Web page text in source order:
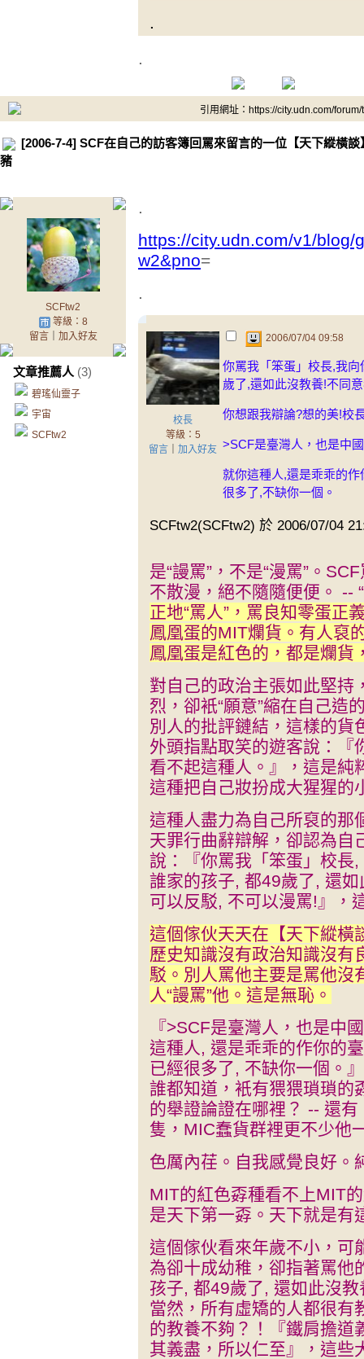
.
.
引用網址：https://city.udn.com/
[2006-7-4] SCF在自己的訪客簿回罵來留言的一位【天下縱橫
豬
SCFtw2
等級：8
留言｜ 加入好友
文章推薦人 (3)
碧瑤仙靈子
宇宙
SCFtw2
.
https://city.udn.com/v1/blog/
w2&pno=
.
校長
等級：5
留言
加入好友
2006/07/04 09:58
你罵我「笨蛋」校長,我
歲了,還如此沒教養!不同
你想跟我辯論?想的美!校
>SCF是臺灣人，也是中
就你這種人,還是乖乖的
很多了,不缺你一個。
SCFtw2(SCFtw2) 於 2006/07/04
是“謾罵”，不是“漫罵”。
不散漫，絕不隨隨便便。 --
正地“罵人”，罵良知零蛋正
鳳凰蛋的MIT爛貨。有人裒
鳳凰蛋是紅色的，都是爛貨
對自己的政治主張如此堅持
烈，卻衹“願意”縮在自己造
別人的批評鏈結，這樣的貨
外頭指點取笑的遊客說：『
看不起這種人。』，這是純
這種把自己妝扮成大猩猩的
這種人盡力為自己所裒的那
天罪行曲辭辯解，卻認為自
說：『你罵我「笨蛋」校長
誰家的孩子, 都49歲了, 還
可以反駁, 不可以漫罵!』，
這個傢伙天天在【天下縱橫
歷史知識沒有政治知識沒有
駁。別人罵他主要是罵他沒
人“謾罵”他。這是無恥。
『>SCF是臺灣人，也是中
這種人, 還是乖乖的作你的
已經很多了, 不缺你一個。
誰都知道，衹有猥猥瑣瑣的
的舉證論證在哪裡？ -- 還
隻，MIC蠢貨群裡更不少他
色厲內荏。自我感覺良好。
MIT的紅色孬種看不上MIT
是天下第一孬。天下就是有
這個傢伙看來年歲不小，可
為卻十成幼稚，卻指著罵他
孩子, 都49歲了, 還如此沒教
當然，所有虛矯的人都很有
的教養不夠？！『鐵肩擔道
其義盡，所以仁至』，這些